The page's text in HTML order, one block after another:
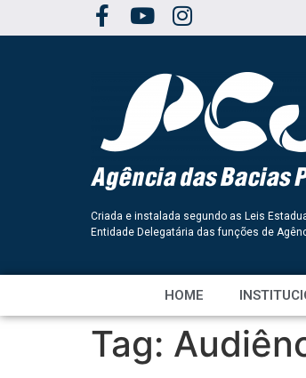
Criada e instalada segundo as Leis
Entidade Delegatária das funções de
HOME
Tag: